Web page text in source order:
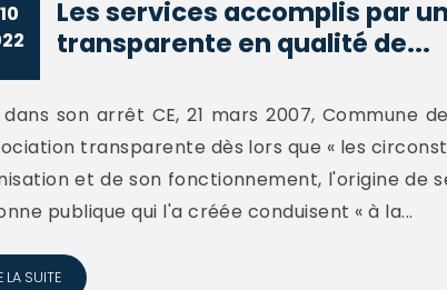
Les services accomplis par
transparente en qualité de...
dans son arrêt CE, 21 mars 2007, Commune
transparente dès lors que « les
et de son fonctionnement, l'origine de
publique qui l'a créée conduisent « à la...
LA SUITE